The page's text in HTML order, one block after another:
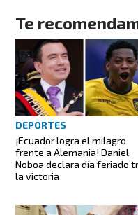
Te
DEPORTES
¡Ecuador logra el milagro
frente a Alemania! Daniel
Noboa declara día feriado
la victoria